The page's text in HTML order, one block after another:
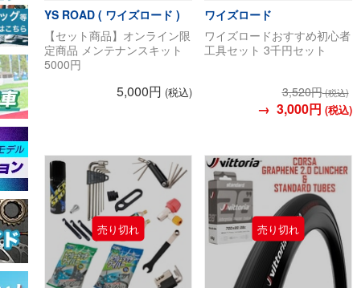
YS ROAD ( ワイズロード )
【セット商品】オンライン限
定商品 メンテナンスキット
5000円
5,000円 (税込)
ワイズロード
ワイズロードおすすめ初心者
工具セット 3千円セット
3,520円(税込)
→ 3,000円 (税込)